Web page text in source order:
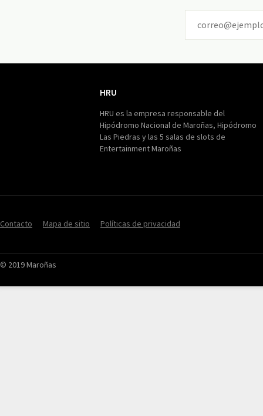
HRU
HRU es la empresa responsable del
Hipódromo Nacional de Maroñas, Hipódromo
Las Piedras y las 5 salas de slots de
Entertainment Maroñas
Contacto Mapa de sitio Políticas de privacidad
© 2019 Maroñas